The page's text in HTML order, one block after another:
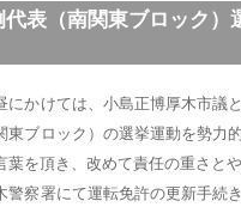
代表（南関東ブロック
にかけては、小島正博厚木市議
東ブロック）の選挙運動を勢力
葉を頂き、改めて責任の重さと
警察署にて運転免許の更新手続